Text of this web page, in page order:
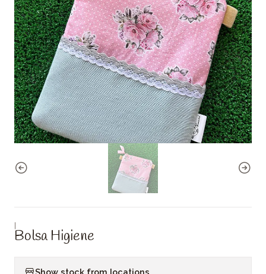
|
Bolsa Higiene
Show stock from locations